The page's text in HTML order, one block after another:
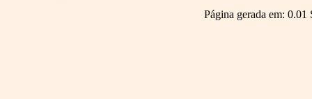
Página gerada em: 0.01